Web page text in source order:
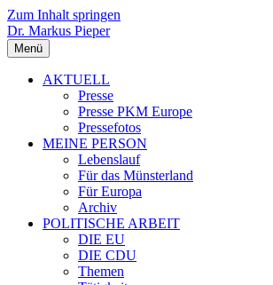
Zum Inhalt springen
Dr. Markus Pieper
Menü
AKTUELL
Presse
Presse PKM Europe
Pressefotos
MEINE PERSON
Lebenslauf
Für das Münsterland
Für Europa
Archiv
POLITISCHE ARBEIT
DIE EU
DIE CDU
Themen